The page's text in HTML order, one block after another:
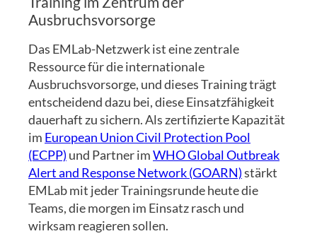
Ausbruchsvorsorge
Das EMLab-Netzwerk ist eine zentrale
Ressource für die internationale
Ausbruchsvorsorge, und dieses Training trägt
entscheidend dazu bei, diese Einsatzfähigkeit
dauerhaft zu sichern. Als zertifizierte Kapazität
im European Union Civil Protection Pool
(ECPP) und Partner imWHO Global Outbreak
Alert and Response Network (GOARN)stärkt
EMLab mit jeder Trainingsrunde heute die
Teams, die morgen im Einsatz rasch und
wirksam reagieren sollen.